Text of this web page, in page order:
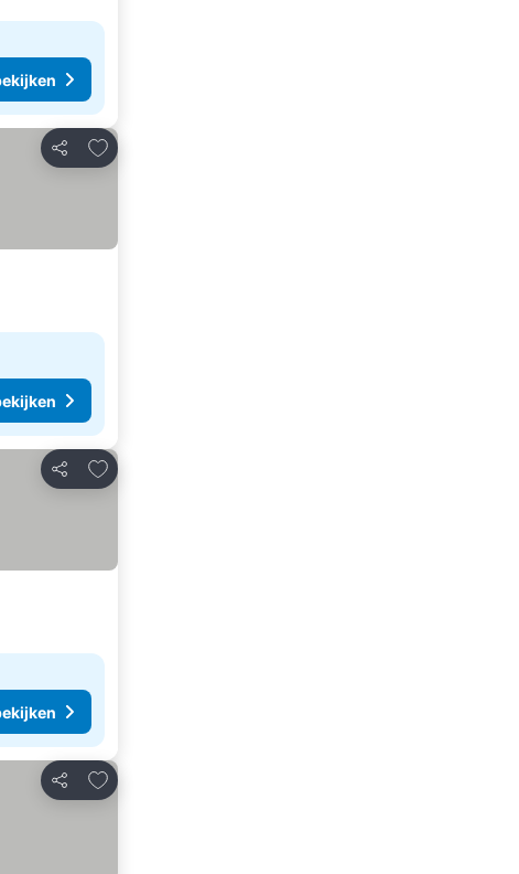
Delen
Toevoegen aan favorieten
Delen
Toevoegen aan favorieten
Delen
Toevoegen aan favorieten